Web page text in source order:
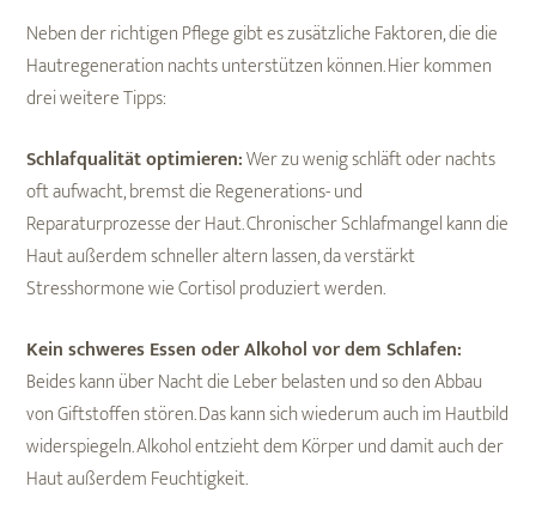
Neben der richtigen Pflege gibt es zusätzliche Faktoren, die die
Hautregeneration nachts unterstützen können. Hier kommen
drei weitere Tipps:
Schlafqualität optimieren:Wer zu wenig schläft oder nachts
oft aufwacht, bremst die Regenerations- und
Reparaturprozesse der Haut. Chronischer Schlafmangel kann die
Haut außerdem schneller altern lassen, da verstärkt
Stresshormone wie Cortisol produziert werden.
Kein schweres Essen oder Alkohol vor dem Schlafen:
Beides kann über Nacht die Leber belasten und so den Abbau
von Giftstoffen stören. Das kann sich wiederum auch im Hautbild
widerspiegeln. Alkohol entzieht dem Körper und damit auch der
Haut außerdem Feuchtigkeit.